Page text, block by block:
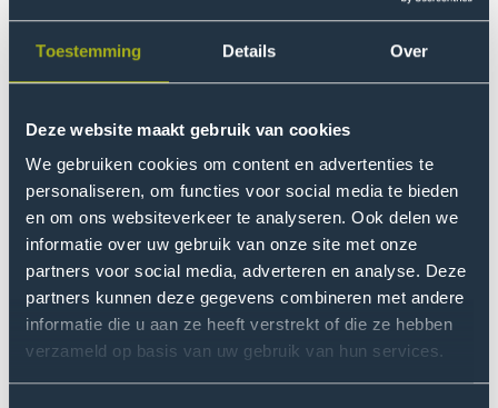
Toestemming Details Over
Deze website maakt gebruik van cookies
We gebruiken cookies om content en advertenties te
personaliseren, om functies voor social media te bieden
en om ons websiteverkeer te analyseren. Ook delen we
informatie over uw gebruik van onze site met onze
partners voor social media, adverteren en analyse. Deze
partners kunnen deze gegevens combineren met andere
informatie die u aan ze heeft verstrekt of die ze hebben
verzameld op basis van uw gebruik van hun services.
duurzaamheidsinformatie aan te leveren.
voor het mkb
Hetlectoraat New Finance, onderdeel van hetCentre of
Expertise Digital Operations & Finance, onderzocht de
indirecte effecten van de CSRD op het Nederlandse
mkb. De analyse is gebaseerd op een enquête onder
431 respondenten uit een representatief, ISO-
gecertificeerd bedrijvenpanel en 127 mkb’ers die via
sociale media en nieuwsbrieven zijn geworven.
Daarnaast zijn 48 interviews afgenomen met mkb’ers,